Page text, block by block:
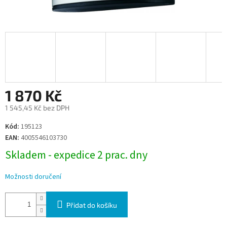
1 870 Kč
1 545,45 Kč bez DPH
Měrná
cena:
Kód: 195123
EAN: 4005546103730
Skladem - expedice 2 prac. dny
Možnosti doručení
Přidat do košíku